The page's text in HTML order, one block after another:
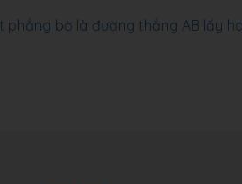
phẳng bờ là đường thẳng AB lấy